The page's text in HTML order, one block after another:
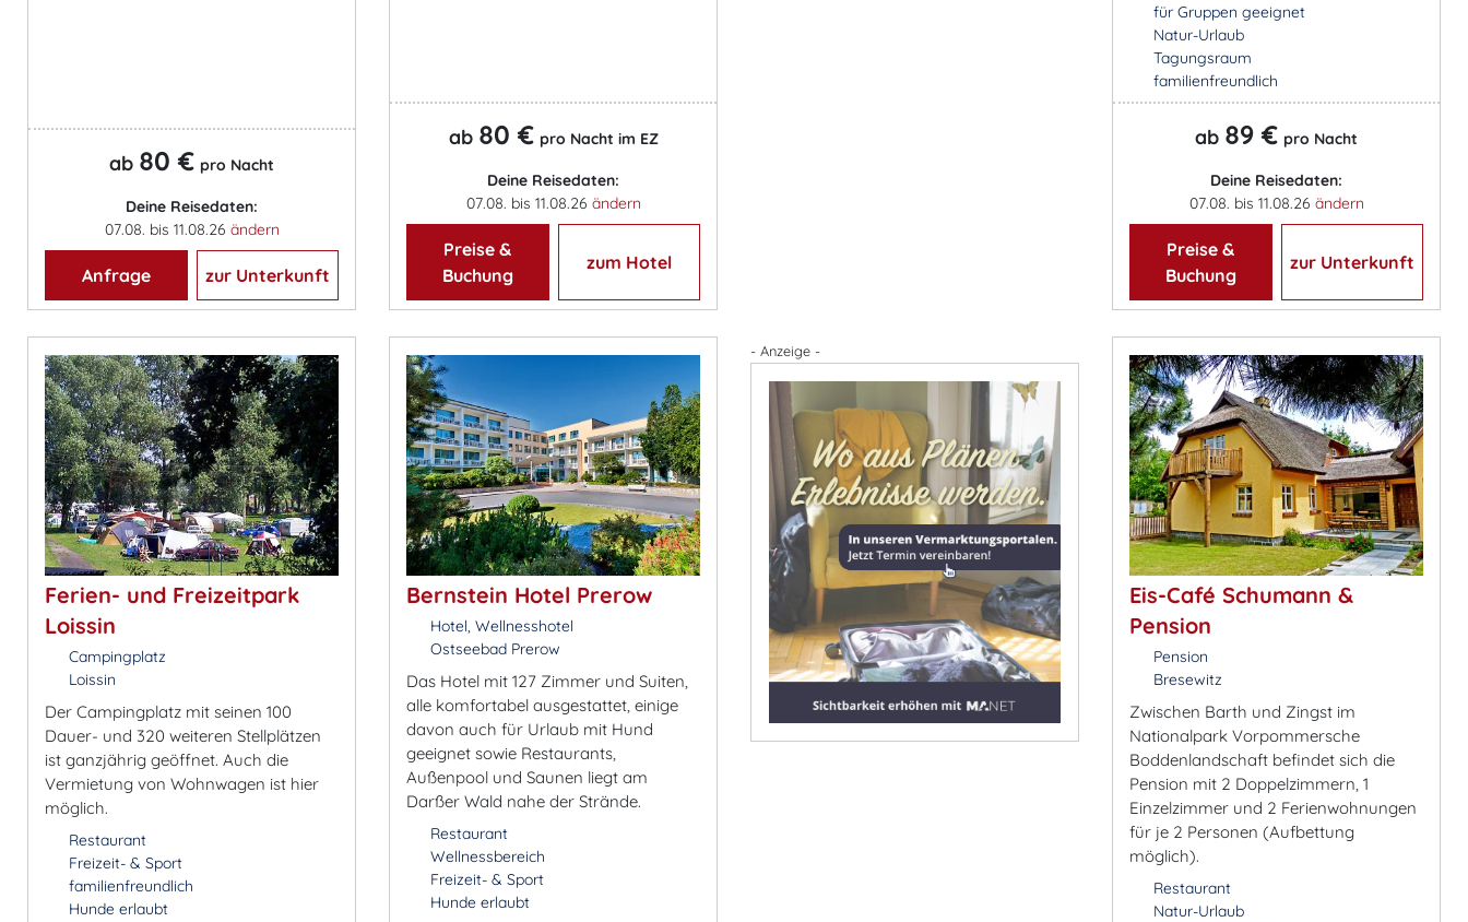
ab 80 € pro Nacht
Deine Reisedaten:
07.08. bis 11.08.26 ändern
Anfrage zur Unterkunft
ab 80 € pro Nacht im EZ
Deine Reisedaten:
07.08. bis 11.08.26 ändern
Preise &
Buchung
zum Hotel
für Gruppen geeignet
Natur-Urlaub
Tagungsraum
familienfreundlich
ab 89 € pro Nacht
Deine Reisedaten:
07.08. bis 11.08.26 ändern
Preise &
Buchung
zur Unterkunft
Ferien- und Freizeitpark
Loissin
Campingplatz
Loissin
Der Campingplatz mit seinen 100
Dauer- und 320 weiteren Stellplätzen
ist ganzjährig geöffnet. Auch die
Vermietung von Wohnwagen ist hier
möglich.
Restaurant
Freizeit- & Sport
familienfreundlich
Hunde erlaubt
Bernstein Hotel Prerow
Hotel, Wellnesshotel
Ostseebad Prerow
Das Hotel mit 127 Zimmer und Suiten,
alle komfortabel ausgestattet, einige
davon auch für Urlaub mit Hund
geeignet sowie Restaurants,
Außenpool und Saunen liegt am
Darßer Wald nahe der Strände.
Restaurant
Wellnessbereich
Freizeit- & Sport
Hunde erlaubt
- Anzeige -
Eis-Café Schumann &
Pension
Pension
Bresewitz
Zwischen Barth und Zingst im
Nationalpark Vorpommersche
Boddenlandschaft befindet sich die
Pension mit 2 Doppelzimmern, 1
Einzelzimmer und 2 Ferienwohnungen
für je 2 Personen (Aufbettung
möglich).
Restaurant
Natur-Urlaub